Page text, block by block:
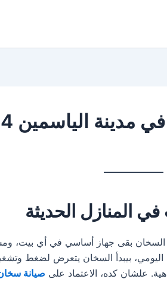
الياسمين 19224
المنازل الحديثة
السخان بقى جهاز أساسي في أي بيت،
اليومي، بيبدأ السخان يتعرض لضغط
علشان كده، الاعتماد على صيانة